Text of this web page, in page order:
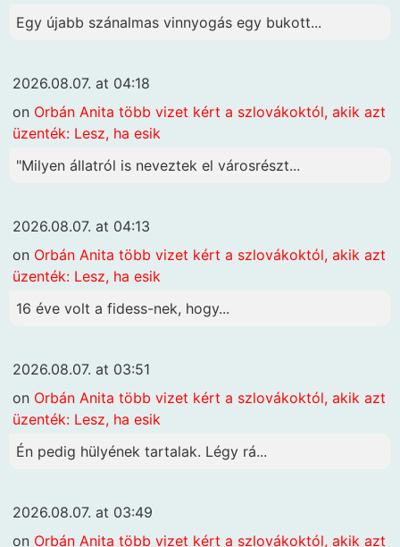
Egy újabb szánalmas vinnyogás egy bukott...
2026.08.07. at 04:18
on Orbán Anita több vizet kért a szlovákoktól, akik azt
üzenték: Lesz, ha esik
"Milyen állatról is neveztek el városrészt...
2026.08.07. at 04:13
on Orbán Anita több vizet kért a szlovákoktól, akik azt
üzenték: Lesz, ha esik
16 éve volt a fidess-nek, hogy...
2026.08.07. at 03:51
on Orbán Anita több vizet kért a szlovákoktól, akik azt
üzenték: Lesz, ha esik
Én pedig hülyének tartalak. Légy rá...
2026.08.07. at 03:49
on Orbán Anita több vizet kért a szlovákoktól, akik azt